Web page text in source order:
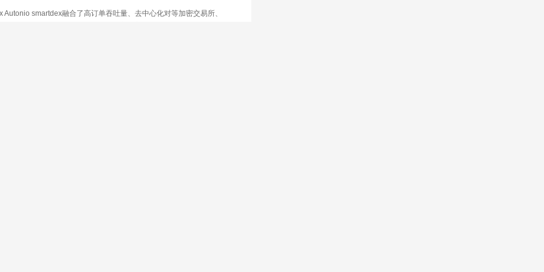
Autonio smartdex融合了高订单吞吐量、去中心化对等加密交易所、